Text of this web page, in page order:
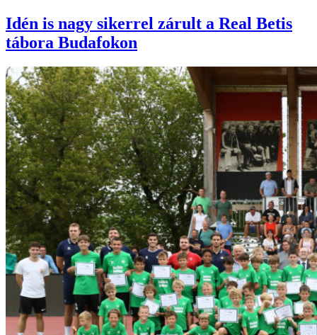
Idén is nagy sikerrel zárult a Real Betis
tábora Budafokon